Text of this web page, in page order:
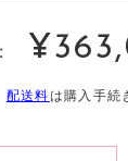
配送料は購入手続